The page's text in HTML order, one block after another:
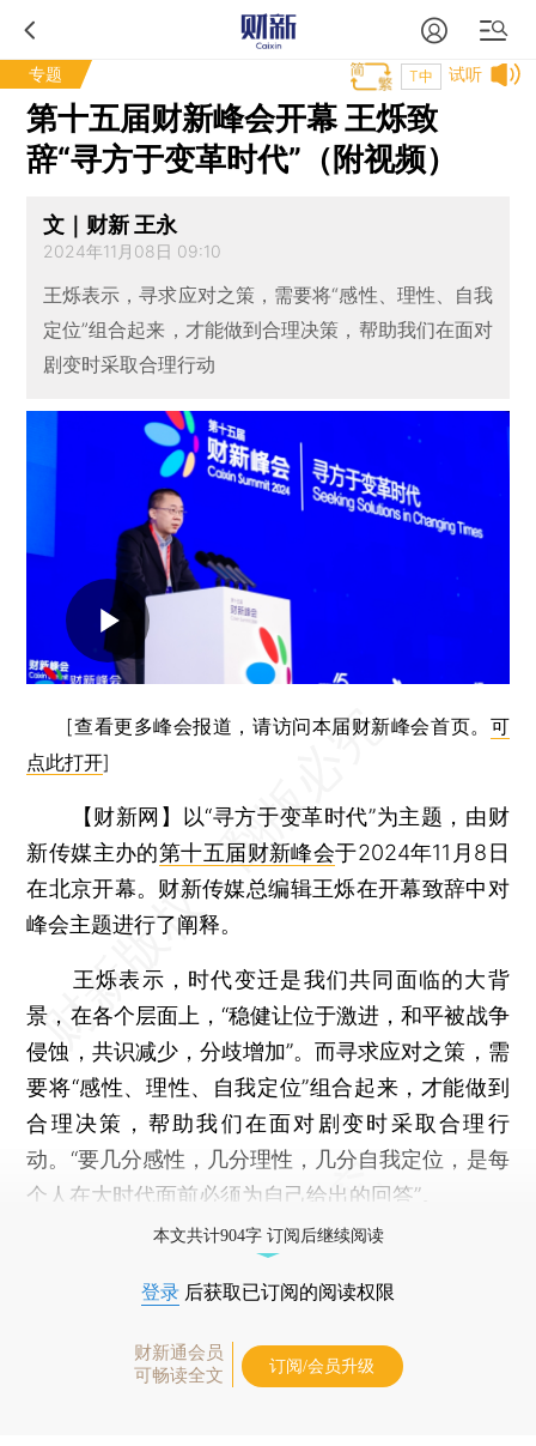
专题 试听
T中
第十五届财新峰会开幕 王烁致
辞“寻方于变革时代”（附视频）
文｜财新 王永
2024年11月08日 09:10
王烁表示，寻求应对之策，需要将“感性、理性、自我
定位”组合起来，才能做到合理决策，帮助我们在面对
剧变时采取合理行动
[查看更多峰会报道，请访问本届财新峰会首页。 可
点此打开]
【财新网】
以“寻方于变革时代”为主题，由财
新传媒主办的第十五届财新峰会于2024年11月8日
在北京开幕。财新传媒总编辑王烁在开幕致辞中对
峰会主题进行了阐释。
王烁表示，时代变迁是我们共同面临的大背
景，在各个层面上，“稳健让位于激进，和平被战争
侵蚀，共识减少，分歧增加”。而寻求应对之策，需
要将“感性、理性、自我定位”组合起来，才能做到
合理决策，帮助我们在面对剧变时采取合理行
动。“要几分感性，几分理性，几分自我定位，是每
个人在大时代面前必须为自己给出的回答”。
本文共计904字 订阅后继续阅读
登录 后获取已订阅的阅读权限
财新通会员
可畅读全文
订阅/会员升级